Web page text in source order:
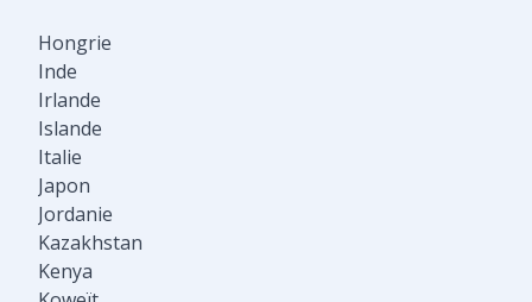
Hongrie
Inde
Irlande
Islande
Italie
Japon
Jordanie
Kazakhstan
Kenya